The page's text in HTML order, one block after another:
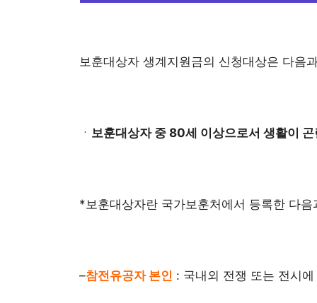
보훈대상자 생계지원금의 신청대상은 다음
ㆍ 보훈대상자 중 80세 이상으로서 생활이
*보훈대상자란 국가보훈처에서 등록한 다
–참전유공자 본인 : 국내외 전쟁 또는 전시